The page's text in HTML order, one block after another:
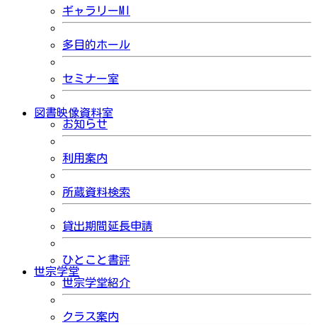
ギャラリーMI
多目的ホール
セミナー室
図書映像資料室
お知らせ
利用案内
所蔵資料検索
貸出期間延長申請
ひとこと書評
世宗学堂
世宗学堂紹介
クラス案内